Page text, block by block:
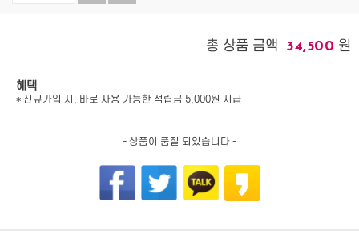
총 상품 금액 34,500 원
혜택
* 신규가입 시, 바로 사용 가능한 적립금 5,000원 지급
- 상품이 품절 되었습니다 -